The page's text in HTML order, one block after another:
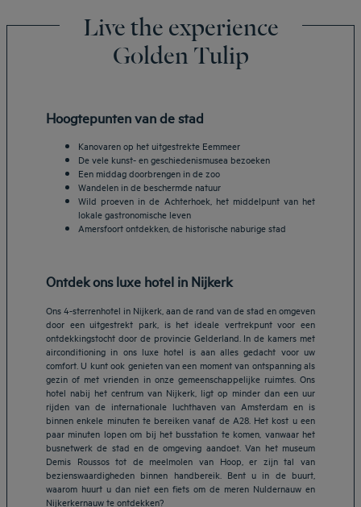
Live the experience
Golden Tulip
Hoogtepunten van de stad
Kanovaren op het uitgestrekte Eemmeer
De vele kunst- en geschiedenismusea bezoeken
Een middag doorbrengen in de zoo
Wandelen in de beschermde natuur
Wild proeven in de Achterhoek, het middelpunt van het
lokale gastronomische leven
Amersfoort ontdekken, de historische naburige stad
Ontdek ons luxe hotel in Nijkerk
Ons 4-sterrenhotel in Nijkerk, aan de rand van de stad en omgeven
door een uitgestrekt park, is het ideale vertrekpunt voor een
ontdekkingstocht door de provincie Gelderland. In de kamers met
airconditioning in ons luxe hotel is aan alles gedacht voor uw
comfort. U kunt ook genieten van een moment van ontspanning als
gezin of met vrienden in onze gemeenschappelijke ruimtes. Ons
hotel nabij het centrum van Nijkerk, ligt op minder dan een uur
rijden van de internationale luchthaven van Amsterdam en is
binnen enkele minuten te bereiken vanaf de A28. Het kost u een
paar minuten lopen om bij het busstation te komen, vanwaar het
busnetwerk de stad en de omgeving aandoet. Van het museum
Demis Roussos tot de meelmolen van Hoop, er zijn tal van
bezienswaardigheden binnen handbereik. Bent u in de buurt,
waarom huurt u dan niet een fiets om de meren Nuldernauw en
Nijkerkernauw te ontdekken?
Hotels in Breda
Hotels in Helmond